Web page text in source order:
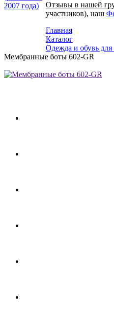
Отзывы в нашей
участников), наш
Главная
Каталог
Одежда и обувь для
Мембранные боты 602-GR